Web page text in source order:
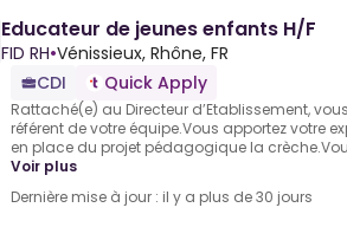
Educateur de jeunes enfants H/F
FID RH•Vénissieux, Rhône, FR
CDI
Quick Apply
Rattaché(e) au Directeur d’Etablissement,
référent de votre équipe.Vous apportez votre
en place du projet pédagogique la
Voir plus
Dernière mise à jour : il y a plus de 30 jours